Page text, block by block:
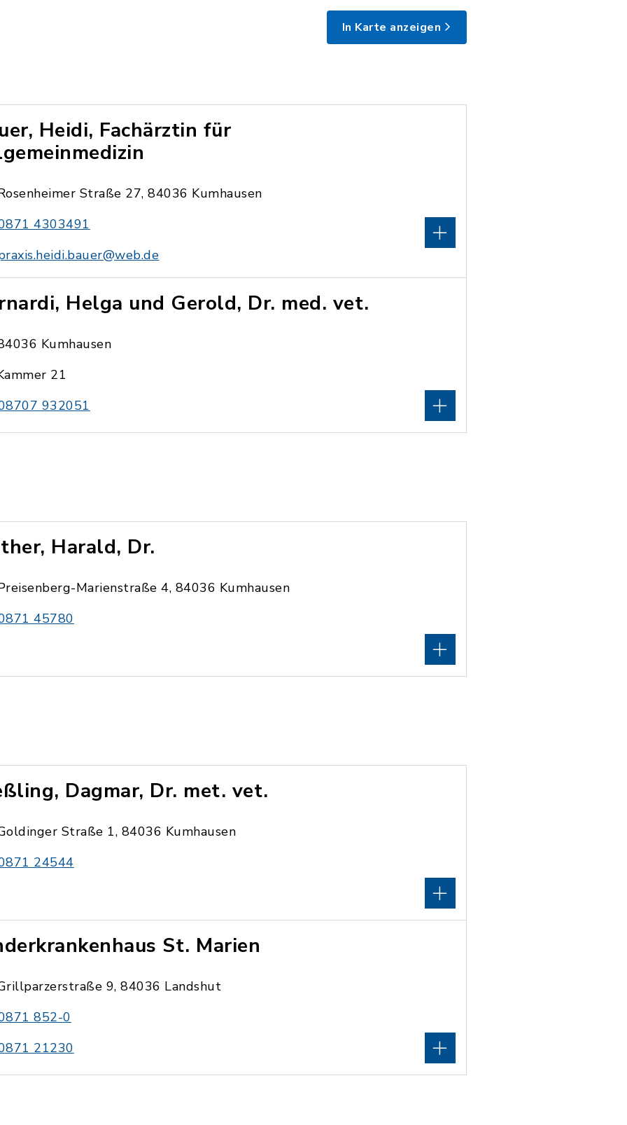
In Karte anzeigen
Heidi, Fachärztin für
Straße 27, 84036 Kumhausen
4303491
Helga und Gerold, Dr. med. vet.
Kumhausen
21
932051
Harald, Dr.
Marienstraße 4, 84036 Kumhausen
45780
Dagmar, Dr. met. vet.
Straße 1, 84036 Kumhausen
24544
St. Marien
9, 84036 Landshut
852-0
21230